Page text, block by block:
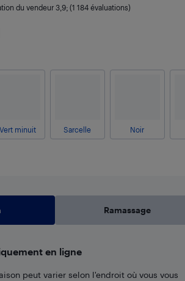
du vendeur 3,9; (1 184 évaluations)
Vert minuit Sarcelle Noir
Ramassage
en ligne
peut varier selon l'endroit où vous vous